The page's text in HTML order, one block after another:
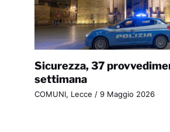
Sicurezza, 37
settimana
COMUNI, Lecce / 9 Maggio 2026